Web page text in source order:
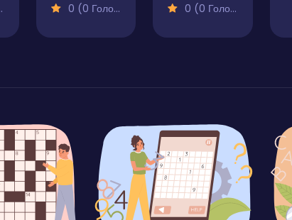
0 (0 Голосів) 0 (0 Голосів)